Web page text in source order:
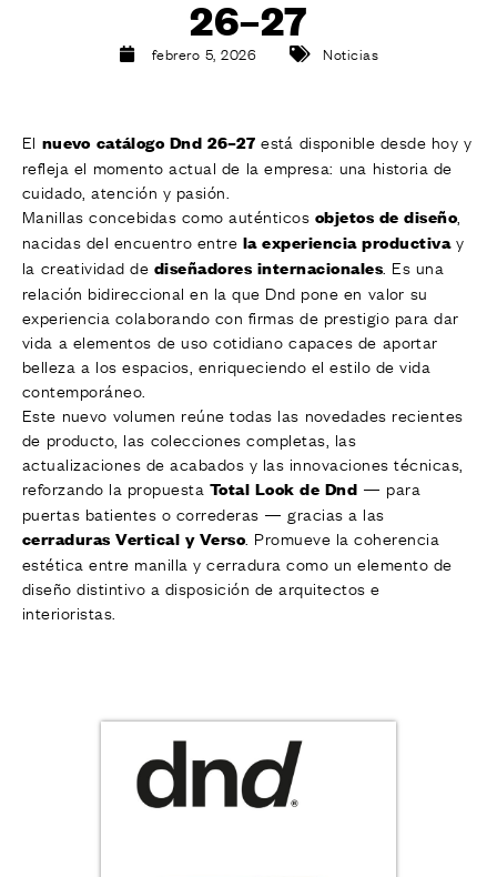
EMPRESA
TODOS LOS PROYECTOS
CONTACTOS
26–27
febrero 5, 2026 Noticias
El nuevo catálogo Dnd 26–27 está disponible desde hoy y
refleja el momento actual de la empresa: una historia de
cuidado, atención y pasión.
Manillas concebidas como auténticos objetos de diseño,
nacidas del encuentro entre la experiencia productivay
la creatividad de diseñadores internacionales . Es una
relación bidireccional en la que Dnd pone en valor su
experiencia colaborando con firmas de prestigio para dar
vida a elementos de uso cotidiano capaces de aportar
belleza a los espacios, enriqueciendo el estilo de vida
contemporáneo.
Este nuevo volumen reúne todas las novedades recientes
de producto, las colecciones completas, las
actualizaciones de acabados y las innovaciones técnicas,
reforzando la propuesta Total Look de Dnd — para
puertas batientes o correderas — gracias a las
cerraduras Vertical y Verso. Promueve la coherencia
estética entre manilla y cerradura como un elemento de
diseño distintivo a disposición de arquitectos e
interioristas.